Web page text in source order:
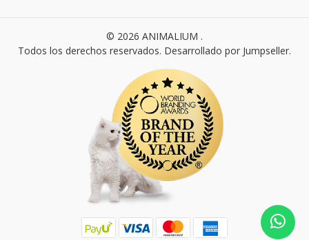
© 2026 ANIMALIUM .
Todos los derechos reservados. Desarrollado por Jumpseller.